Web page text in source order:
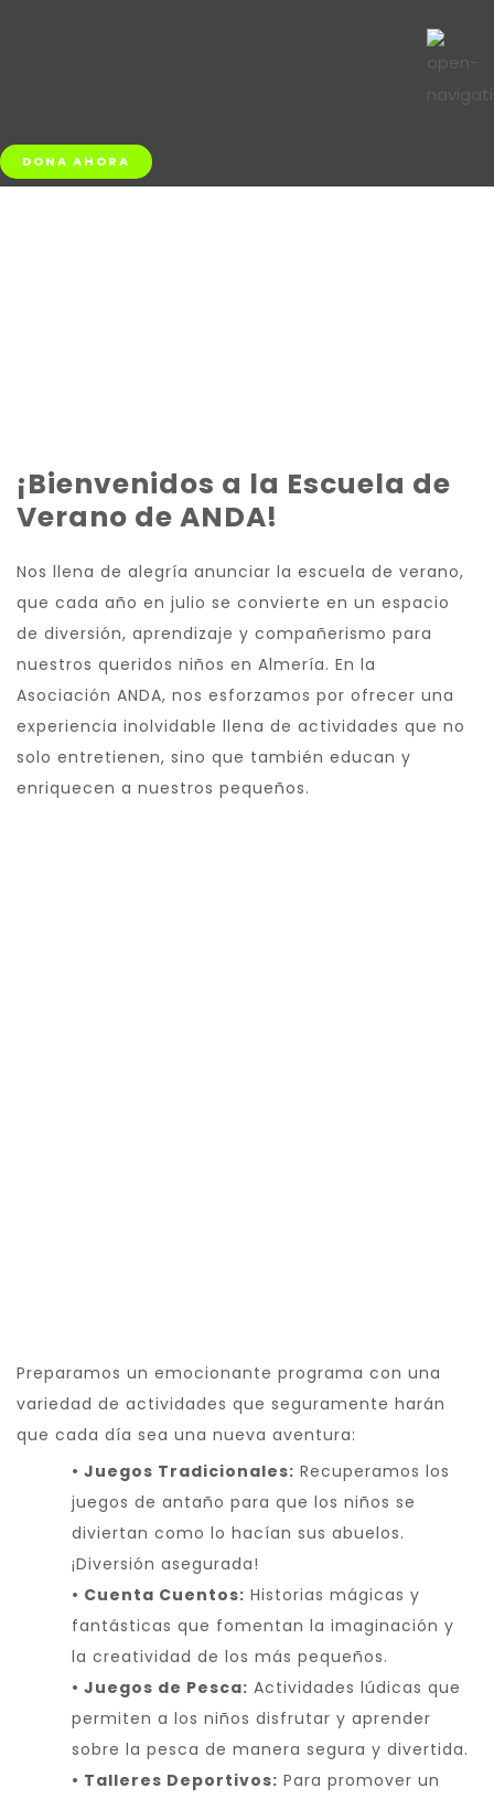
DONA AHORA
¡Bienvenidos a la Escuela de
Verano de ANDA!
Nos llena de alegría anunciar la escuela de verano,
que cada año en julio se convierte en un espacio
de diversión, aprendizaje y compañerismo para
nuestros queridos niños en Almería. En la
Asociación ANDA, nos esforzamos por ofrecer una
experiencia inolvidable llena de actividades que no
solo entretienen, sino que también educan y
enriquecen a nuestros pequeños.
Preparamos un emocionante programa con una
variedad de actividades que seguramente harán
que cada día sea una nueva aventura:
• Juegos Tradicionales: Recuperamos los
juegos de antaño para que los niños se
diviertan como lo hacían sus abuelos.
¡Diversión asegurada!
• Cuenta Cuentos: Historias mágicas y
fantásticas que fomentan la imaginación y
la creatividad de los más pequeños.
• Juegos de Pesca: Actividades lúdicas que
permiten a los niños disfrutar y aprender
sobre la pesca de manera segura y divertida.
• Talleres Deportivos: Para promover un